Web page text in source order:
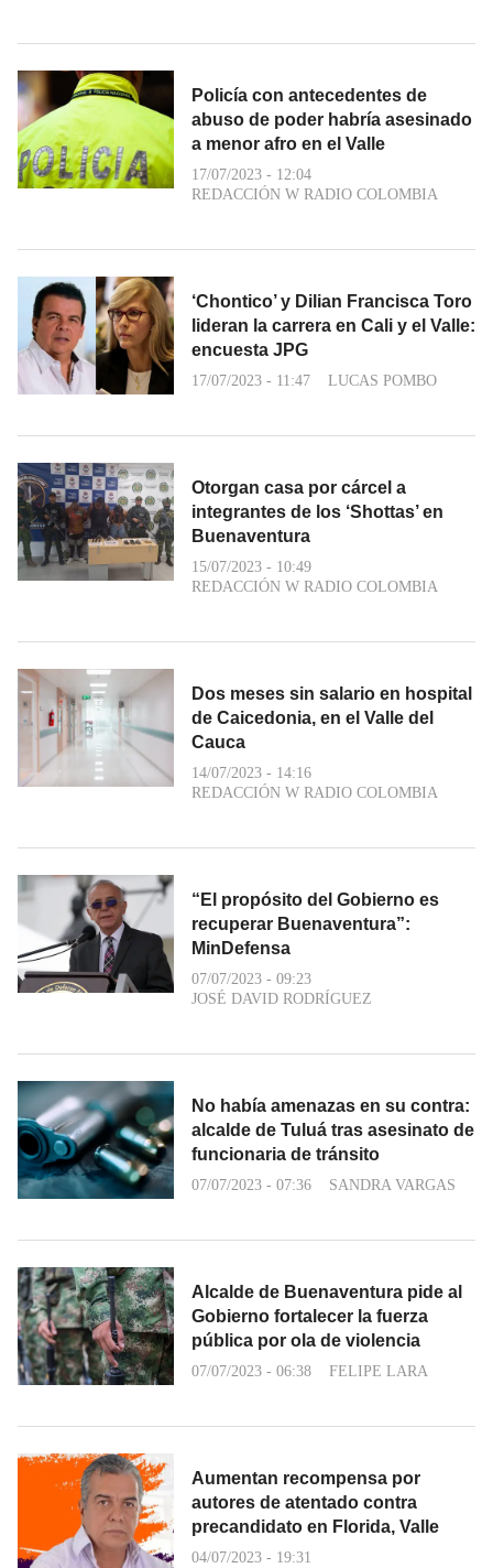
Policía con antecedentes de
abuso de poder habría asesinado
a menor afro en el Valle
17/07/2023 - 12:04
REDACCIÓN W RADIO COLOMBIA
‘Chontico’ y Dilian Francisca Toro
lideran la carrera en Cali y el Valle:
encuesta JPG
17/07/2023 - 11:47 LUCAS POMBO
Otorgan casa por cárcel a
integrantes de los ‘Shottas’ en
Buenaventura
15/07/2023 - 10:49
REDACCIÓN W RADIO COLOMBIA
Dos meses sin salario en hospital
de Caicedonia, en el Valle del
Cauca
14/07/2023 - 14:16
REDACCIÓN W RADIO COLOMBIA
“El propósito del Gobierno es
recuperar Buenaventura”:
MinDefensa
07/07/2023 - 09:23
JOSÉ DAVID RODRÍGUEZ
No había amenazas en su contra:
alcalde de Tuluá tras asesinato de
funcionaria de tránsito
07/07/2023 - 07:36 SANDRA VARGAS
Alcalde de Buenaventura pide al
Gobierno fortalecer la fuerza
pública por ola de violencia
07/07/2023 - 06:38 FELIPE LARA
Aumentan recompensa por
autores de atentado contra
precandidato en Florida, Valle
04/07/2023 - 19:31